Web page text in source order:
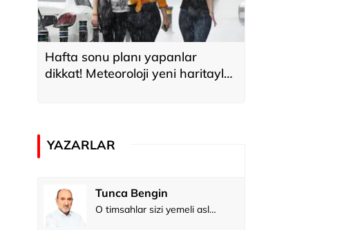
Hafta sonu planı yapanlar
dikkat! Meteoroloji yeni haritayla
YAZARLAR
Tunca Bengin
O timsahlar sizi yemeli aslında!...